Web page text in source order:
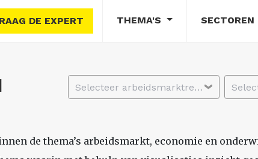
DE EXPERT THEMA'S SECTOREN
Selecteer arbeidsmarktregio
de thema’s arbeidsmarkt, economie en